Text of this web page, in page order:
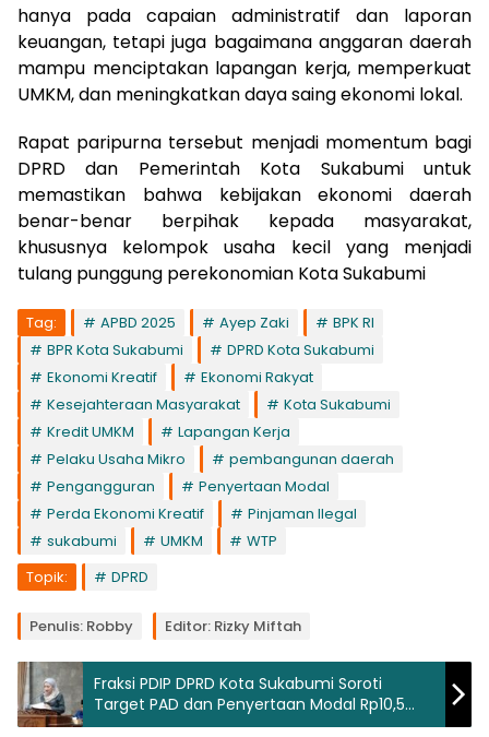
hanya pada capaian administratif dan laporan
keuangan, tetapi juga bagaimana anggaran daerah
mampu menciptakan lapangan kerja, memperkuat
UMKM, dan meningkatkan daya saing ekonomi lokal.
Rapat paripurna tersebut menjadi momentum bagi
DPRD dan Pemerintah Kota Sukabumi untuk
memastikan bahwa kebijakan ekonomi daerah
benar-benar berpihak kepada masyarakat,
khususnya kelompok usaha kecil yang menjadi
tulang punggung perekonomian Kota Sukabumi
Tag: APBD 2025 Ayep Zaki
BPK RI
BPR Kota Sukabumi
DPRD Kota Sukabumi
Ekonomi Kreatif
Ekonomi Rakyat
Kesejahteraan Masyarakat
Kota Sukabumi
Kredit UMKM
Lapangan Kerja
Pelaku Usaha Mikro
pembangunan daerah
Pengangguran
Penyertaan Modal
Perda Ekonomi Kreatif
Pinjaman Ilegal
sukabumi
UMKM
WTP
Topik:
DPRD
Penulis: Robby Editor: Rizky Miftah
Fraksi PDIP DPRD Kota Sukabumi Soroti
Target PAD dan Penyertaan Modal Rp10,5
Miliar